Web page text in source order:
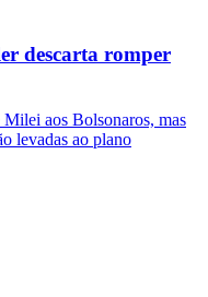
descarta romper
aos Bolsonaros, mas
levadas ao plano